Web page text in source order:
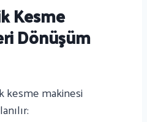
Kesme
Dönüşüm
kesme makinesi